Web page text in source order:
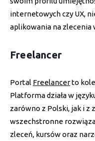
internetowych czy UX,
aplikowania na zlecenia
Freelancer
Portal Freelancerto
Platforma działa w
zarówno z Polski, jak i z
wszechstronne
zleceń, kursów oraz